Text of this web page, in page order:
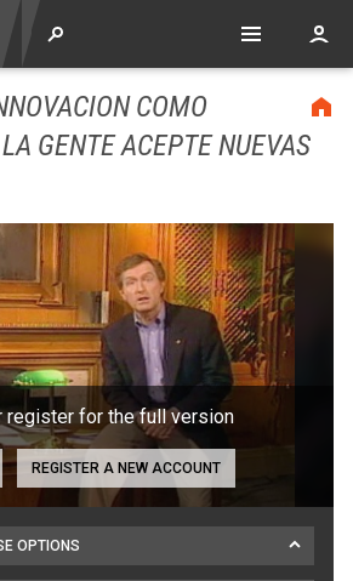
COMO
GENTE ACEPTE NUEVAS
register for the full version
REGISTER A NEW ACCOUNT
OPTIONS